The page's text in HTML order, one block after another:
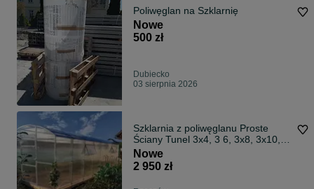
Poliwęglan na Szklarnię
Nowe
500 zł
Dubiecko
03 sierpnia 2026
Szklarnia z poliwęglanu Proste
Ściany Tunel 3x4, 3 6, 3x8, 3x10,
3x12
Nowe
2 950 zł